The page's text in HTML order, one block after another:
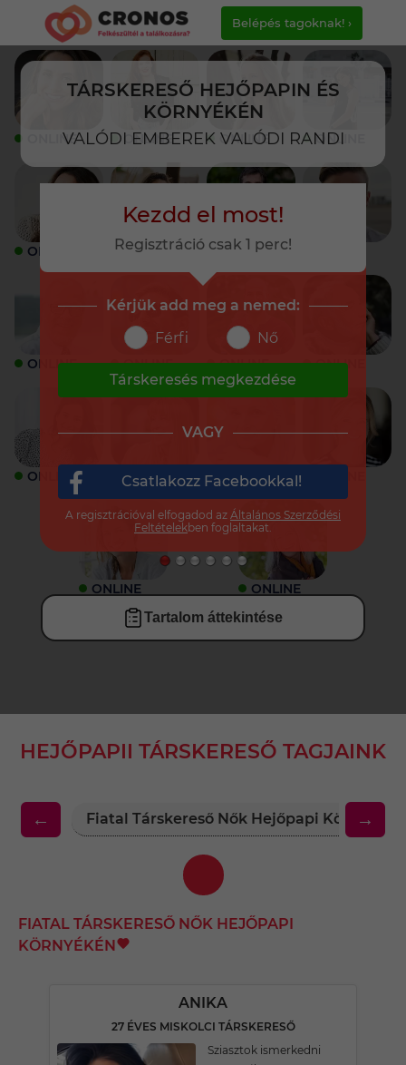
TÁRSKERESŐ HEJŐPAPIN ÉS
KÖRNYÉKÉN
VALÓDI EMBEREK VALÓDI RANDI
Belépés tagoknak! ›
ONLINE ONLINE ONLINE ONLINE
ONLINE ONLINE ONLINE
ONLINE ONLINE ONLINE ONLINE
ONLINE ONLINE ONLINE
ONLINE ONLINE
Tartalom áttekintése
HEJŐPAPII TÁRSKERESŐ TAGJAINK
← Fiatal Társkereső Nők Hejőpapi Környékén
→
FIATAL TÁRSKERESŐ NŐK HEJŐPAPI
KÖRNYÉKÉN
ANIKA
27 ÉVES MISKOLCI TÁRSKERESŐ
Sziasztok ismerkedni
Kezdd el most!
Regisztráció csak 1 perc!
Kérjük add meg a nemed:
Férfi
Nő
Társkeresés megkezdése
VAGY
Csatlakozz Facebookkal!
A regisztrációval elfogadod az Általános Szerződési
Feltételekben foglaltakat.